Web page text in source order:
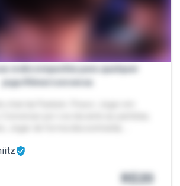
webcompanhia para qualquer
jogo/filme/conversa
R$20